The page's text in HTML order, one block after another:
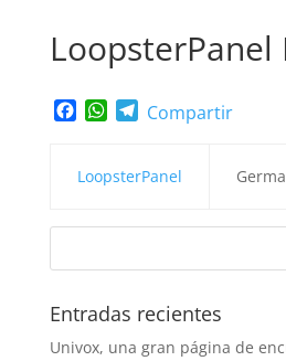
LoopsterPanel
Facebook
WhatsApp
Telegram
Compartir
LoopsterPanel
Entradas recientes
Univox, una gran página de